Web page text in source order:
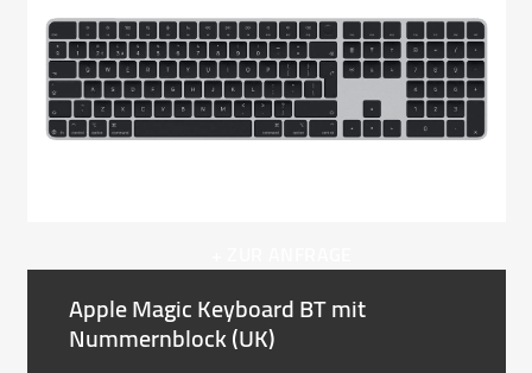
and
right
arrow
keys
navigation
Apple Magic Keyboard BT mit
Nummernblock (UK)